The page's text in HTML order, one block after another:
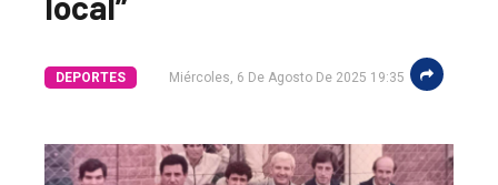
DEPORTES Miércoles, 6 De Agosto De 2025 19:35